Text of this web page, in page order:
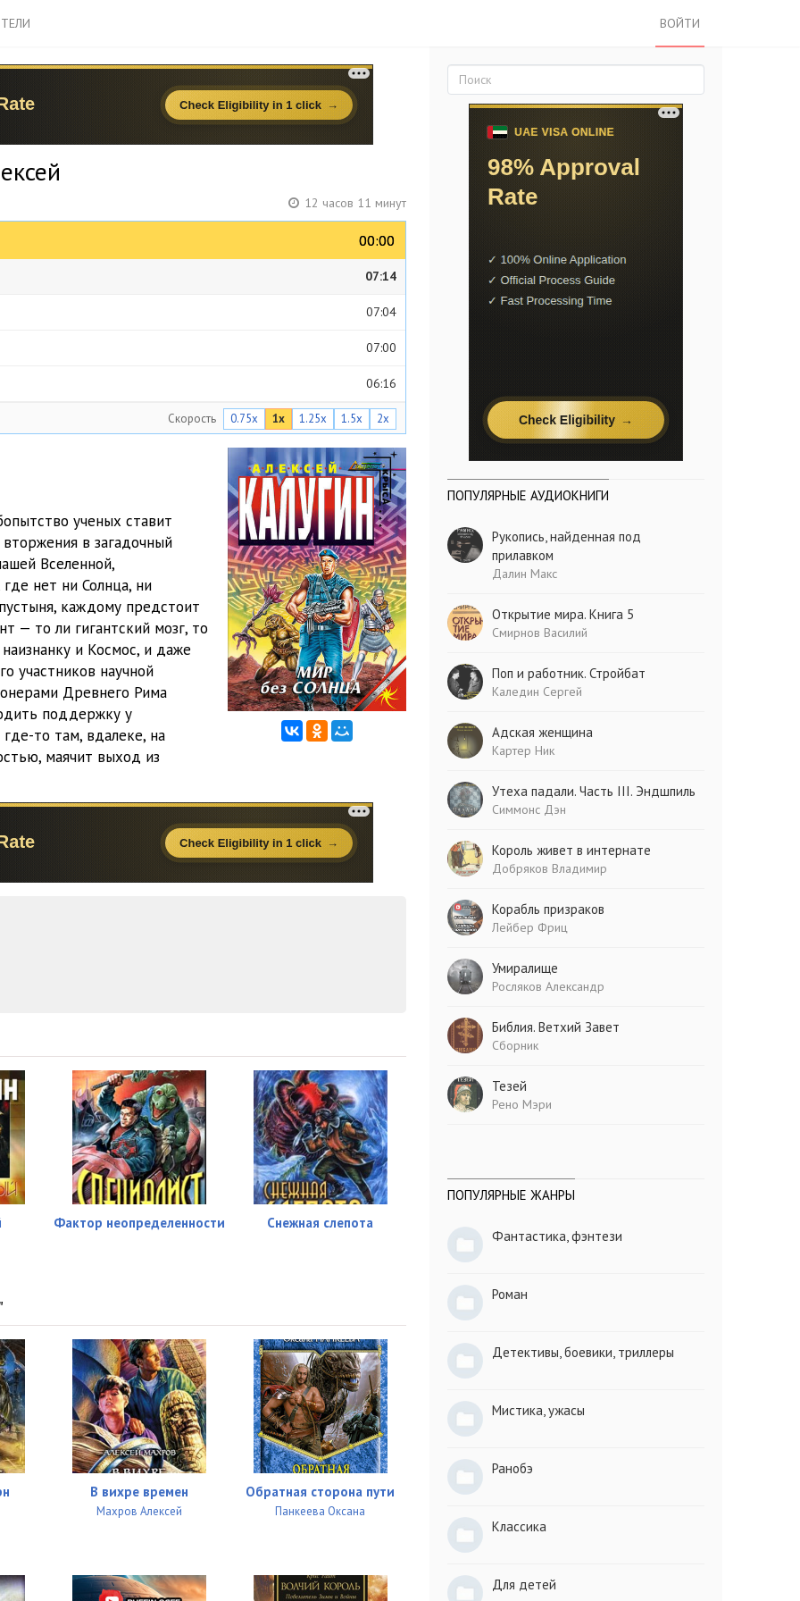
ВОЙТИ
12 часов 11 минут
00:00
00:00
07:14
07:04
07:00
06:16
07:11
06:36
06:21
06:42
06:18
07:14
08:04
06:47
07:08
07:45
10:05
08:16
08:27
07:56
08:08
06:38
07:29
08:17
08:17
07:49
07:23
Скорость 0.75x 1x 1.25x 1.5x 2x
ученых ставит
в загадочный
Вселенной,
нет ни Солнца, ни
каждому предстоит
— то ли гигантский мозг, то
и Космос, и даже
участников научной
Древнего Рима
поддержку у
то там, вдалеке, на
маячит выход из
Фактор неопределенности Снежная слепота
"
В вихре времен
Махров Алексей
Обратная сторона пути
Панкеева Оксана
ПОПУЛЯРНЫЕ АУДИОКНИГИ
Рукопись, найденная под
прилавком
Далин Макс
Открытие мира. Книга 5
Смирнов Василий
Поп и работник. Стройбат
Каледин Сергей
Адская женщина
Картер Ник
Утеха падали. Часть III. Эндшпиль
Симмонс Дэн
Король живет в интернате
Добряков Владимир
Корабль призраков
Лейбер Фриц
Умиралище
Росляков Александр
Библия. Ветхий Завет
Сборник
Тезей
Рено Мэри
ПОПУЛЯРНЫЕ ЖАНРЫ
Фантастика, фэнтези
Роман
Детективы, боевики, триллеры
Мистика, ужасы
Ранобэ
Классика
Для детей